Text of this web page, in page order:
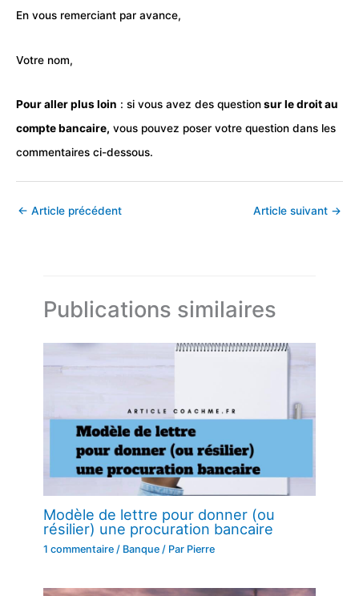
En vous remerciant par avance,
Votre nom,
Pour aller plus loin : si vous avez des questionsur le droit au
compte bancaire, vous pouvez poser votre question dans les
commentaires ci-dessous.
← Article précédent Article suivant →
Publications similaires
Modèle de lettre pour donner (ou
résilier) une procuration bancaire
1 commentaire / Banque / Par Pierre